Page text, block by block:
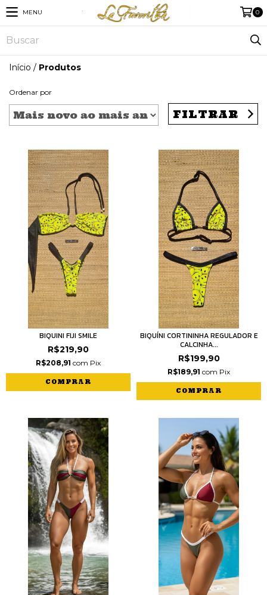
MENU 0
Início / Produtos
Ordenar por
FILTRAR
BIQUINI FIJI SMILE
R$219,90
R$208,91 com Pix
COMPRAR
BIQUÍNI CORTININHA REGULADOR E
CALCINHA...
R$199,90
R$189,91 com Pix
COMPRAR